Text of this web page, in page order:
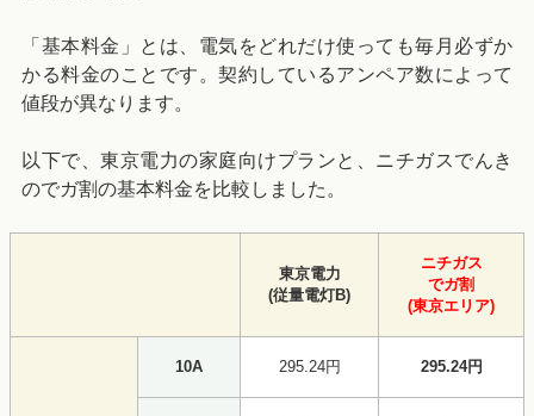
「基本料金」とは、電気をどれだけ使っても毎月必ずか
かる料金のことです。契約しているアンペア数によって
値段が異なります。
以下で、東京電力の家庭向けプランと、ニチガスでんき
のでガ割の基本料金を比較しました。
東京電力
(従量電灯B)
ニチガス
でガ割
(東京エリア)
10A 295.24円 295.24円